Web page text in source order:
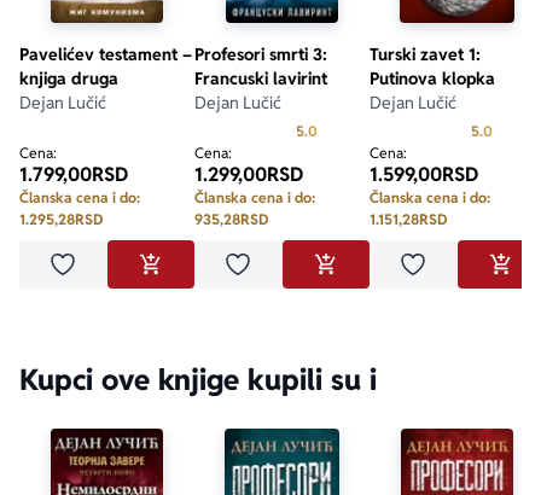
Pavelićev testament –
knjiga druga
Dejan Lučić
Cena:
1.799,00RSD
Članska cena i do:
1.295,28RSD
Dodaj u omiljeneDODAJ U KORPU
Profesori smrti 3:
Francuski lavirint
Dejan Lučić
5.0 Prosecna ocena je 5.0 od 5
Cena:
1.299,00RSD
Članska cena i do:
935,28RSD
Dodaj u omiljeneDODAJ U KORPU
Turski zavet 1:
Putinova klopka
Dejan Lučić
5.0
Cena:
1.599,00RSD
Članska cena i do:
1.151,28RSD
Dodaj u
Kupci ove knjige kupili su i